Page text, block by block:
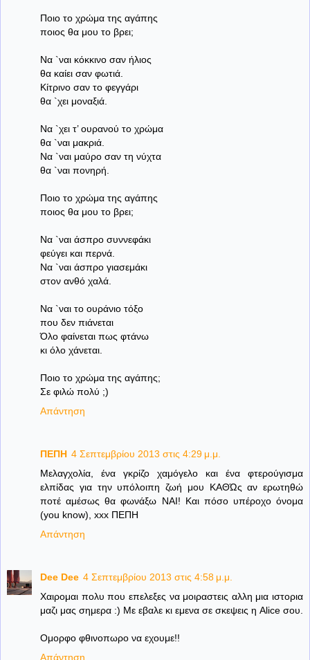
Ποιο το χρώμα της αγάπης
ποιος θα μου το βρει;
Να `ναι κόκκινο σαν ήλιος
θα καίει σαν φωτιά.
Κίτρινο σαν το φεγγάρι
θα `χει μοναξιά.
Να `χει τ’ ουρανού το χρώμα
θα `ναι μακριά.
Να `ναι μαύρο σαν τη νύχτα
θα `ναι πονηρή.
Ποιο το χρώμα της αγάπης
ποιος θα μου το βρει;
Να `ναι άσπρο συννεφάκι
φεύγει και περνά.
Να `ναι άσπρο γιασεμάκι
στον ανθό χαλά.
Να `ναι το ουράνιο τόξο
που δεν πιάνεται
Όλο φαίνεται πως φτάνω
κι όλο χάνεται.
Ποιο το χρώμα της αγάπης;
Σε φιλώ πολύ ;)
Απάντηση
ΠΕΠΗ 4 Σεπτεμβρίου 2013 στις 4:29 μ.μ.
Μελαγχολία, ένα γκρίζο χαμόγελο και ένα φτερούγισμα
ελπίδας για την υπόλοιπη ζωή μου ΚΑΘΏς αν ερωτηθώ
ποτέ αμέσως θα φωνάξω ΝΑΙ! Και πόσο υπέροχο όνομα
(you know), xxx ΠΕΠΗ
Απάντηση
Dee Dee 4 Σεπτεμβρίου 2013 στις 4:58 μ.μ.
Χαιρομαι πολυ που επελεξες να μοιραστεις αλλη μια ιστορια
μαζι μας σημερα :) Με εβαλε κι εμενα σε σκεψεις η Alice σου.
Ομορφο φθινοπωρο να εχουμε!!
Απάντηση